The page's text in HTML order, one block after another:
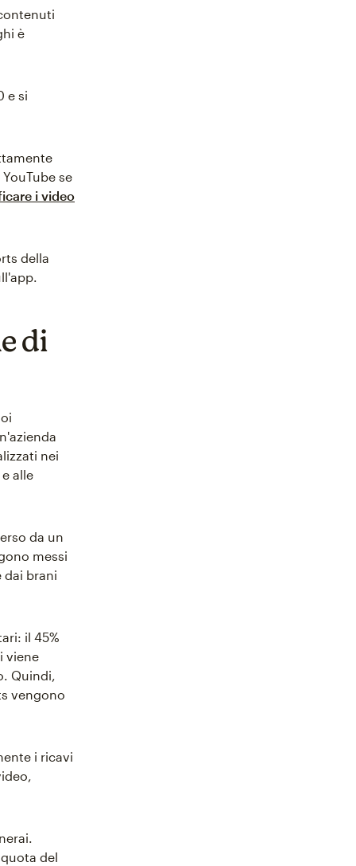
è
e si
se
i video
della
di
nei
alle
da un
messi
dai brani
il 45%
viene
Quindi,
vengono
i ricavi
del